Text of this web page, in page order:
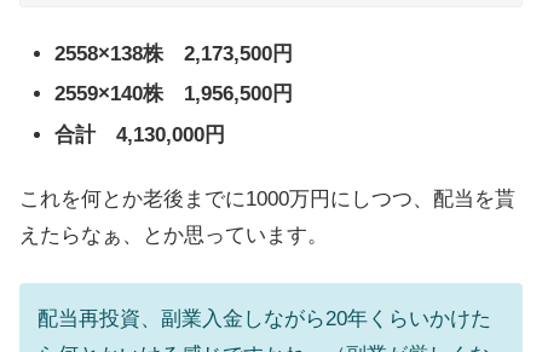
2558×138株 2,173,500円
2559×140株 1,956,500円
合計 4,130,000円
これを何とか老後までに1000万円にしつつ、配当を貰
えたらなぁ、とか思っています。
配当再投資、副業入金しながら20年くらいかけた